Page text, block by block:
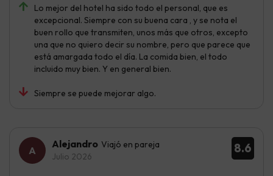
Lo mejor del hotel ha sido todo el personal, que es
excepcional. Siempre con su buena cara , y se nota el
buen rollo que transmiten, unos más que otros, excepto
una que no quiero decir su nombre, pero que parece que
está amargada todo el día. La comida bien, el todo
incluido muy bien. Y en general bien.
Siempre se puede mejorar algo.
8.6
Alejandro Viajó en pareja
Julio 2026